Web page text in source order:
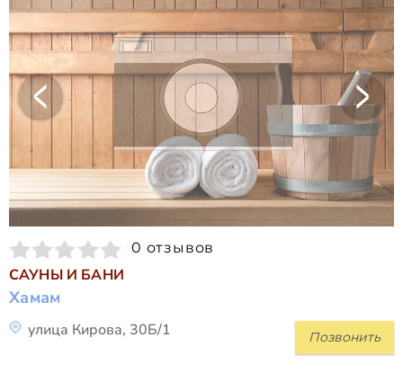
0 отзывов
САУНЫ И БАНИ
Хамам
Позвонить
улица Кирова, 30Б/1